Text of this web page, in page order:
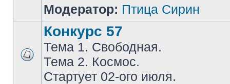
Модератор: Птица Сирин
Конкурс 57
Тема 1. Свободная.
Тема 2. Космос.
Стартует 02-ого июля.